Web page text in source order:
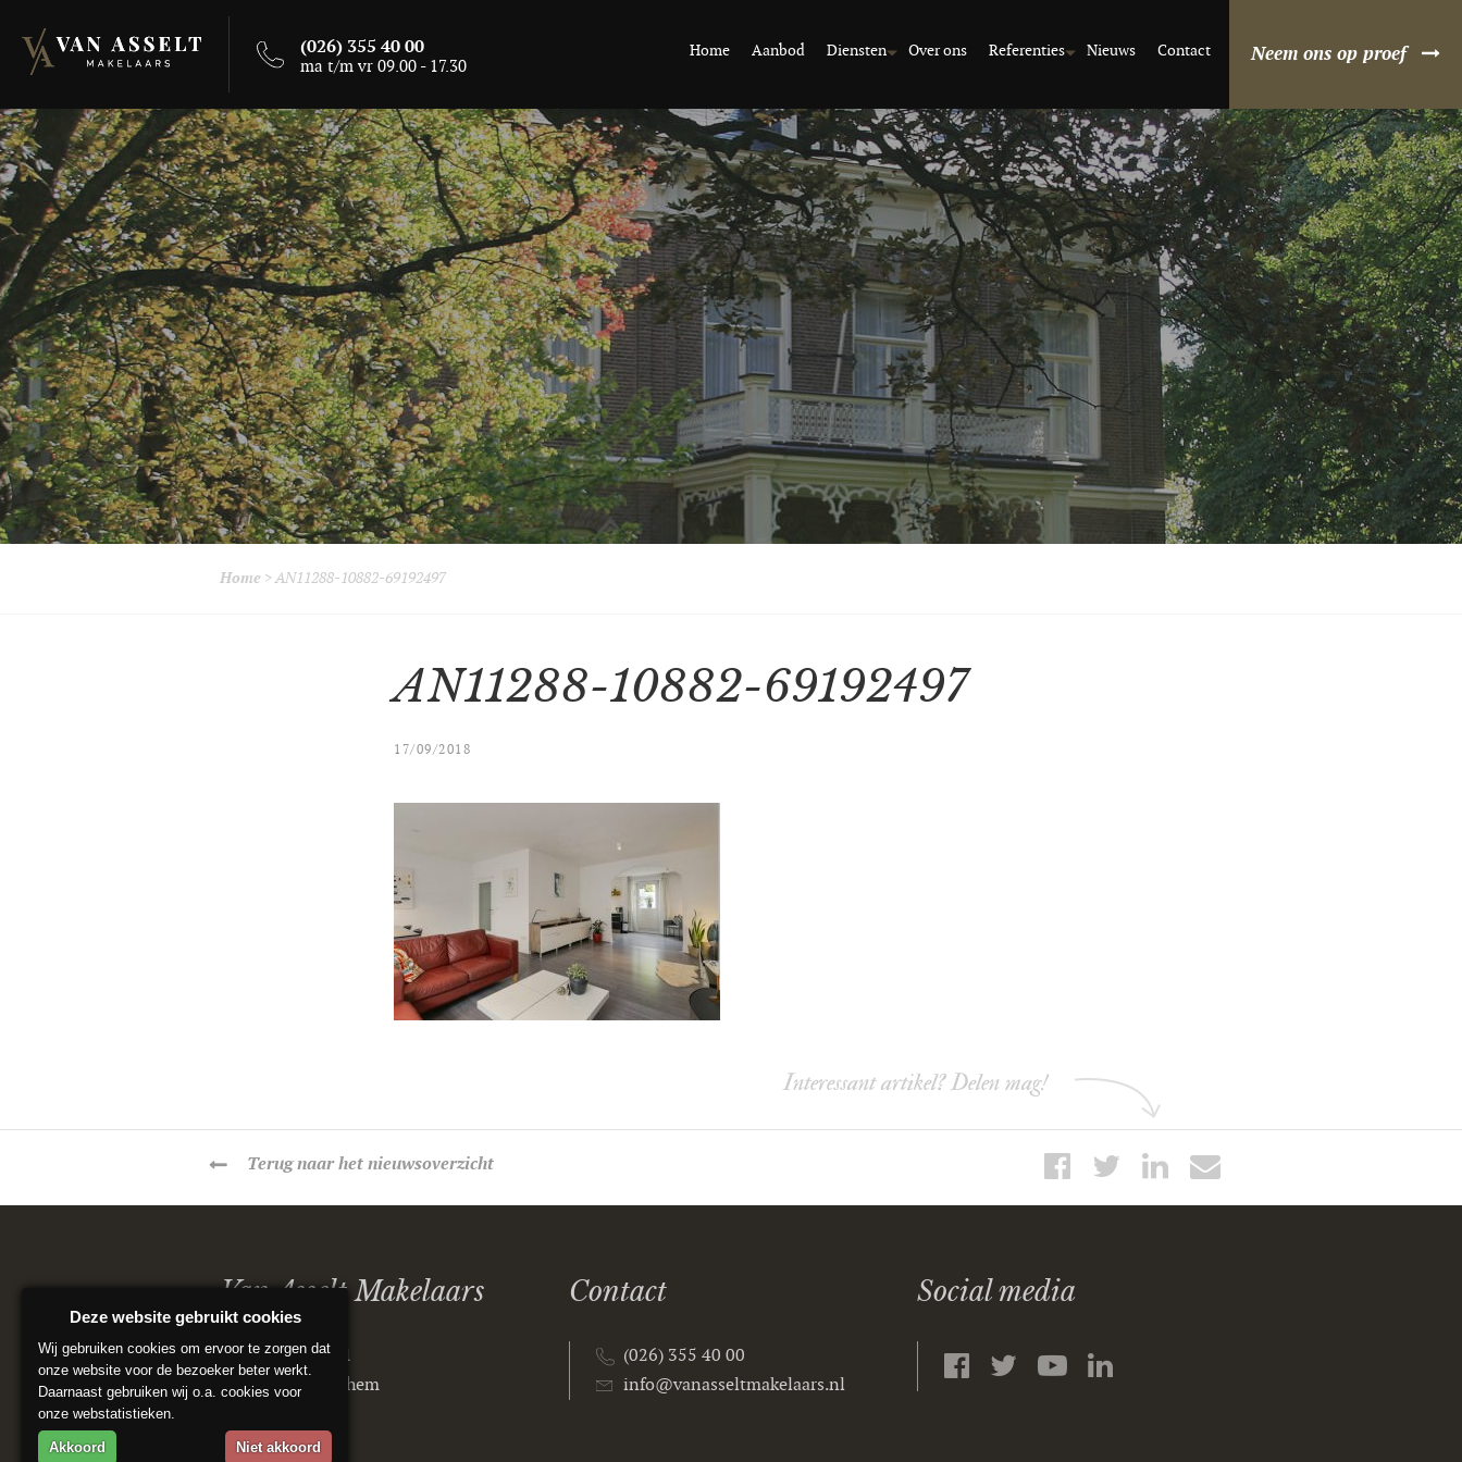
(026) 355 40 00
ma t/m vr 09.00 - 17.30
Home Aanbod Diensten Over ons Referenties Nieuws Contact Neem ons op proef
Home >AN11288-10882-69192497
AN11288-10882-69192497
17/09/2018
Interessant artikel? Delen mag!
Terugnaar het nieuwsoverzicht
Van Asselt Makelaars
Postbus 5151
6802 ED Arnhem
Contact
(026) 355 40 00
info@vanasseltmakelaars.nl
Social media
Deze website gebruikt cookies
Wij gebruiken cookies om ervoor te zorgen dat
onze website voor de bezoeker beter werkt.
Daarnaast gebruiken wij o.a. cookies voor
onze webstatistieken.
Akkoord Niet akkoord